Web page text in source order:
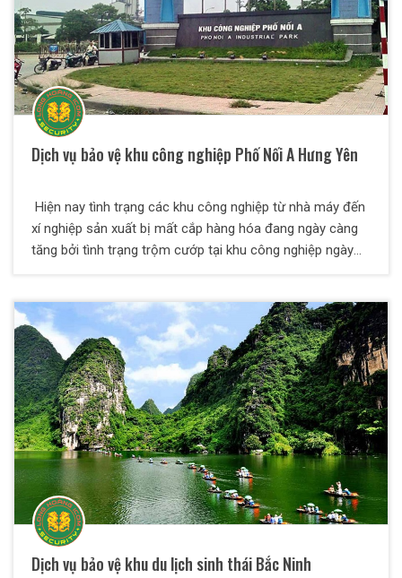
trả lời các bạn một cách hợp lý nhất
Dịch vụ bảo vệ khu công nghiệp Phố Nối A Hưng Yên
Hiện nay tình trạng các khu công nghiệp từ nhà máy đến
xí nghiệp sản xuất bị mất cắp hàng hóa đang ngày càng
tăng bởi tình trạng trộm cướp tại khu công nghiệp ngày
được sự tín nhiệm của khách hàng thì rất khó .Công ty
TNHH Dịch vụ bảo vệ Thiên Long Hoàng được sự tin
tưởng của khách hàng qua nhiều năm hoạt động ,tự hào
là đơn vị dịch vụ chuyên nghiệp nhất.
Dịch vụ bảo vệ khu du lịch sinh thái Bắc Ninh